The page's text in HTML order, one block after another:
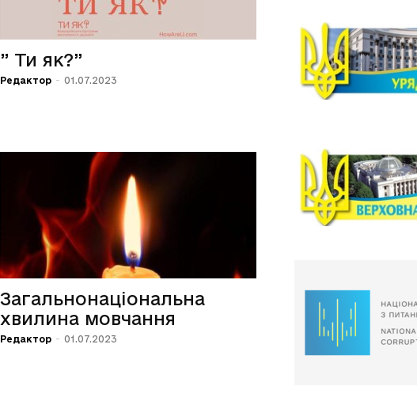
” Ти як?”
Редактор - 01.07.2023
Загальнонаціональна
хвилина мовчання
Редактор - 01.07.2023